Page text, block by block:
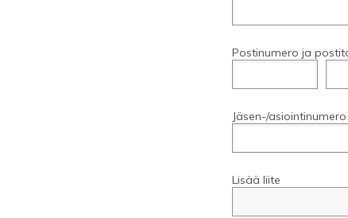
Postinumero ja
Jäsen-/
Lisää liite